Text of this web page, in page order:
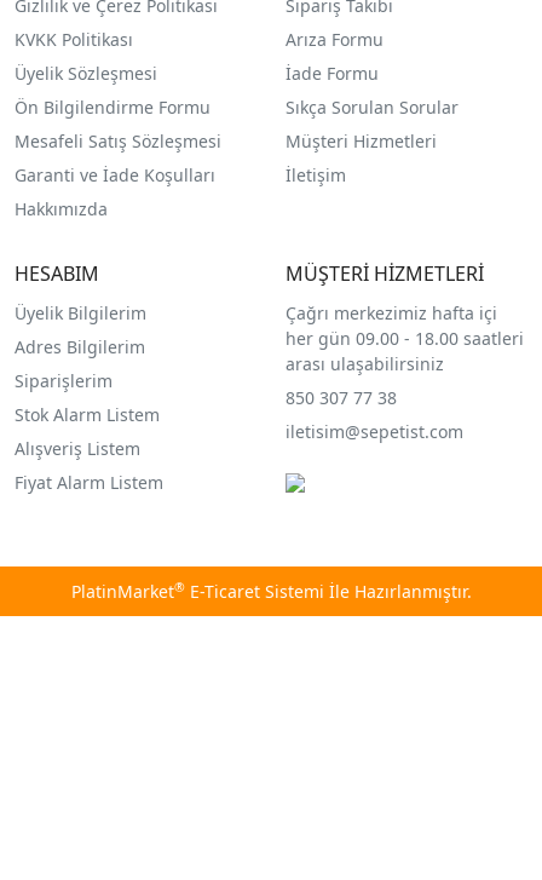
Gizlilik ve Çerez Politikası
KVKK Politikası
Üyelik Sözleşmesi
Ön Bilgilendirme Formu
Mesafeli Satış Sözleşmesi
Garanti ve İade Koşulları
Hakkımızda
Sipariş Takibi
Arıza Formu
İade Formu
Sıkça Sorulan Sorular
Müşteri Hizmetleri
İletişim
HESABIM
Üyelik Bilgilerim
Adres Bilgilerim
Siparişlerim
Stok Alarm Listem
Alışveriş Listem
Fiyat Alarm Listem
MÜŞTERİ HİZMETLERİ
Çağrı merkezimiz hafta içi
her gün 09.00 - 18.00 saatleri
arası ulaşabilirsiniz
850 307 77 38
iletisim@sepetist.com
PlatinMarket®E-Ticaret Sistemi İle Hazırlanmıştır.